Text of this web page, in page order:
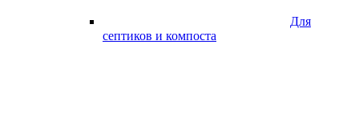
Для
септиков и компоста